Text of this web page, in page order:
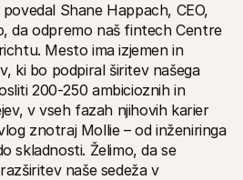
Shane Happach, CEO,
da odpremo naš fintech Centre
Mesto ima izjemen in
ki bo podpiral širitev našega
200-250 ambicioznih in
v vseh fazah njihovih karier
znotraj Mollie – od inženiringa
skladnosti. Želimo, da se
naše sedeža v